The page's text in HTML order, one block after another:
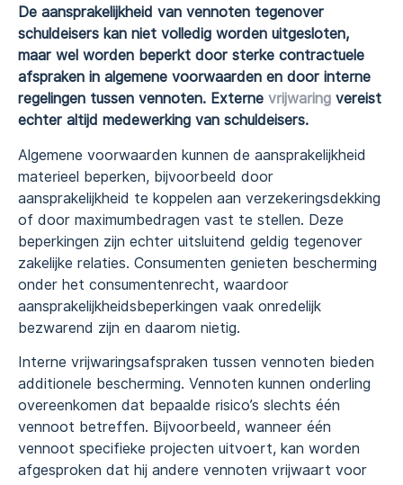
De aansprakelijkheid van vennoten tegenover
schuldeisers kan niet volledig worden uitgesloten,
maar wel worden beperkt door sterke contractuele
afspraken in algemene voorwaarden en door interne
regelingen tussen vennoten. Externe vrijwaring vereist
echter altijd medewerking van schuldeisers.
Algemene voorwaarden kunnen de aansprakelijkheid
materieel beperken, bijvoorbeeld door
aansprakelijkheid te koppelen aan verzekeringsdekking
of door maximumbedragen vast te stellen. Deze
beperkingen zijn echter uitsluitend geldig tegenover
zakelijke relaties. Consumenten genieten bescherming
onder het consumentenrecht, waardoor
aansprakelijkheidsbeperkingen vaak onredelijk
bezwarend zijn en daarom nietig.
Interne vrijwaringsafspraken tussen vennoten bieden
additionele bescherming. Vennoten kunnen onderling
overeenkomen dat bepaalde risico’s slechts één
vennoot betreffen. Bijvoorbeeld, wanneer één
vennoot specifieke projecten uitvoert, kan worden
afgesproken dat hij andere vennoten vrijwaart voor